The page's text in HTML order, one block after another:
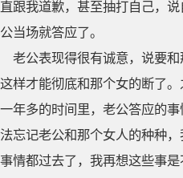
直跟我道歉，甚至抽打自己，
公当场就答应了。
老公表现得很有诚意，说要
这样才能彻底和那个女的断了
一年多的时间里，老公答应的
法忘记老公和那个女人的种种
事情都过去了，我再想这些事